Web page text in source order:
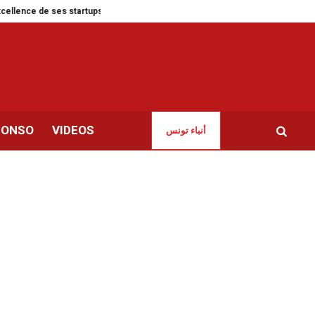
startups IFT | Vernissage de l’exposition « Départs : un retour en Syrie
VIDEOS أنباء تونس